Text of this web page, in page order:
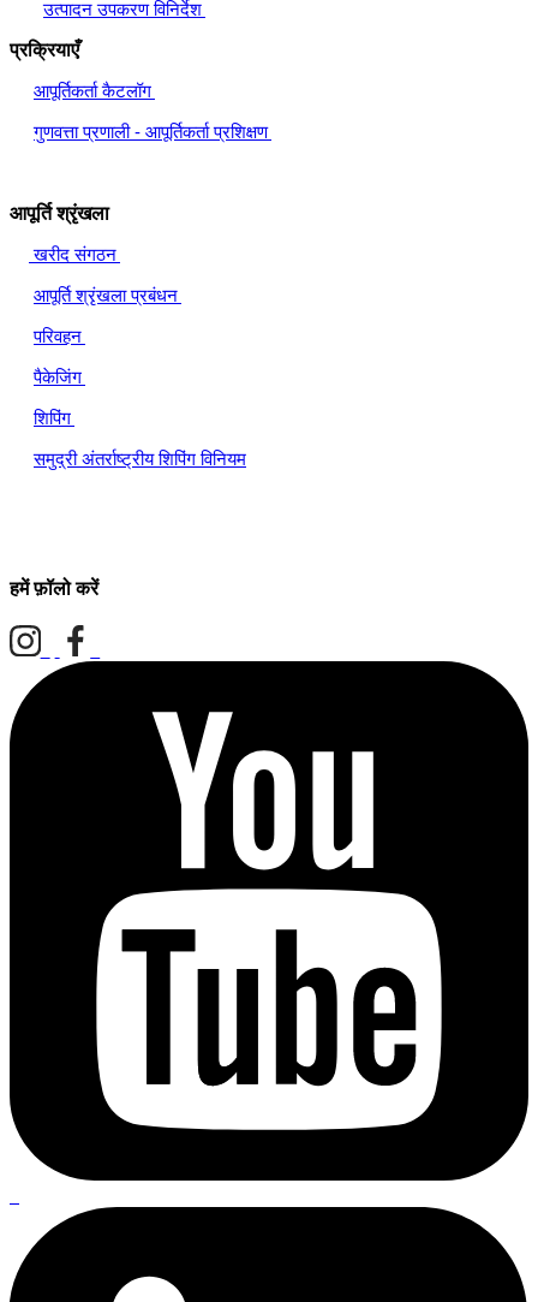
उत्पादन उपकरण विनिर्देश
प्रक्रियाएँ
आपूर्तिकर्ता कैटलॉग
गुणवत्ता प्रणाली - आपूर्तिकर्ता प्रशिक्षण
आपूर्ति श्रृंखला
खरीद संगठन
आपूर्ति श्रृंखला प्रबंधन
परिवहन
पैकेजिंग
शिपिंग
समुद्री अंतर्राष्ट्रीय शिपिंग विनियम
हमें फ़ॉलो करें